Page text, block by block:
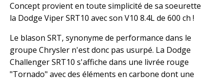
Concept provient en toute simplicité de sa soeurette
la Dodge Viper SRT10 avec son V10 8.4L de 600 ch !
Le blason SRT, synonyme de performance dans le
groupe Chrysler n'est donc pas usurpé. La Dodge
Challenger SRT10 s'affiche dans une livrée rouge
"Tornado" avec des éléments en carbone dont une